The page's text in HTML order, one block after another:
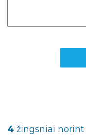
4 žingsniai